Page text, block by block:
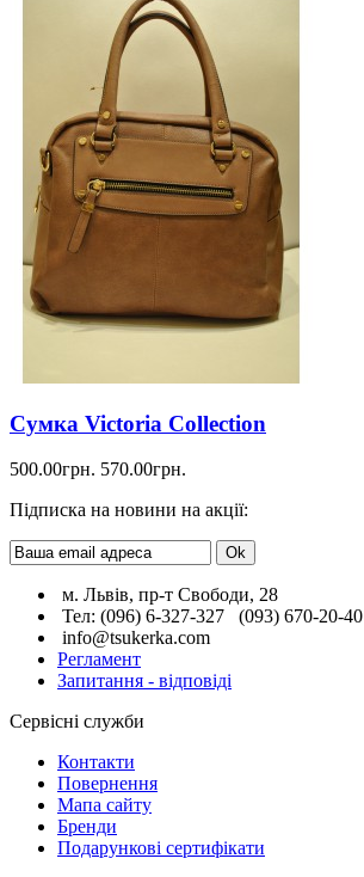
Сумка Victoria Collection
500.00грн. 570.00грн.
Підписка на новини на акції:
м. Львів, пр-т Свободи, 28
Тел: (096) 6-327-327 (093) 670-20-40
info@tsukerka.com
Регламент
Запитання - відповіді
Сервісні служби
Контакти
Повернення
Мапа сайту
Бренди
Подарункові сертифікати